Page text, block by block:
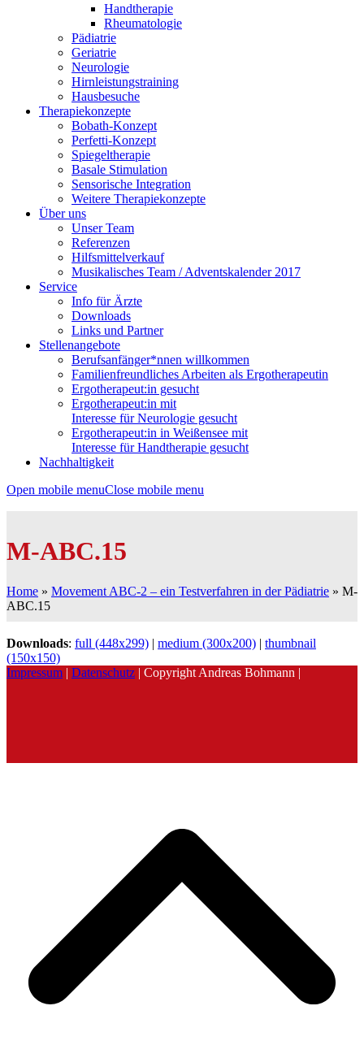
Handtherapie
Rheumatologie
Pädiatrie
Geriatrie
Neurologie
Hirnleistungstraining
Hausbesuche
Therapiekonzepte
Bobath-Konzept
Perfetti-Konzept
Spiegeltherapie
Basale Stimulation
Sensorische Integration
Weitere Therapiekonzepte
Über uns
Unser Team
Referenzen
Hilfsmittelverkauf
Musikalisches Team / Adventskalender 2017
Service
Info für Ärzte
Downloads
Links und Partner
Stellenangebote
Berufsanfänger*nnen willkommen
Familienfreundliches Arbeiten als Ergotherapeutin
Ergotherapeut:in gesucht
Ergotherapeut:in mit
Interesse für Neurologie gesucht
Ergotherapeut:in in Weißensee mit
Interesse für Handtherapie gesucht
Nachhaltigkeit
Open mobile menuClose mobile menu
M-ABC.15
Home » Movement ABC-2 – ein Testverfahren in der Pädiatrie » M-
ABC.15
Downloads: full (448x299) | medium (300x200) | thumbnail
(150x150)
Impressum | Datenschutz | Copyright Andreas Bohmann |